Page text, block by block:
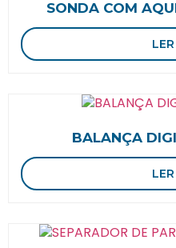
SONDA COM
BALANÇA